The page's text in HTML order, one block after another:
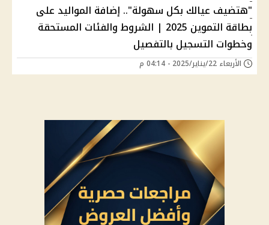
"هتضيف عيالك بكل سهولة".. إضافة المواليد على
بطاقة التموين 2025 | الشروط والفئات المستحقة
وخطوات التسجيل بالتفصيل
الأربعاء 22/يناير/2025 - 04:14 م